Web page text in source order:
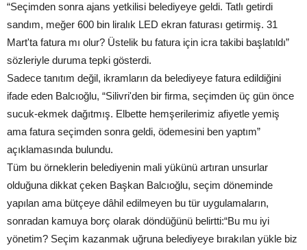
“Seçimden sonra ajans yetkilisi belediyeye geldi. Tatlı getirdi
sandım, meğer 600 bin liralık LED ekran faturası getirmiş. 31
Mart'ta fatura mı olur? Üstelik bu fatura için icra takibi başlatıldı”
sözleriyle duruma tepki gösterdi.
Sadece tanıtım değil, ikramların da belediyeye fatura edildiğini
ifade eden Balcıoğlu, “Silivri'den bir firma, seçimden üç gün önce
sucuk-ekmek dağıtmış. Elbette hemşerilerimiz afiyetle yemiş
ama fatura seçimden sonra geldi, ödemesini ben yaptım”
açıklamasında bulundu.
Tüm bu örneklerin belediyenin mali yükünü artıran unsurlar
olduğuna dikkat çeken Başkan Balcıoğlu, seçim döneminde
yapılan ama bütçeye dâhil edilmeyen bu tür uygulamaların,
sonradan kamuya borç olarak döndüğünü belirtti:“Bu mu iyi
yönetim? Seçim kazanmak uğruna belediyeye bırakılan yükle biz